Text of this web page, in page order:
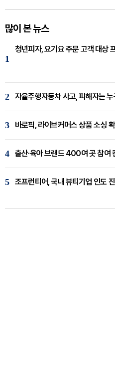
많이 본 뉴스
1
청년피자, 요기요 주문 고객 대상
2 자율주행자동차 사고, 피해자는
3 바로픽, 라이브커머스 상품 소싱
4 출산·육아 브랜드 400여 곳 참여
5 조프런티어, 국내 뷰티기업 인도